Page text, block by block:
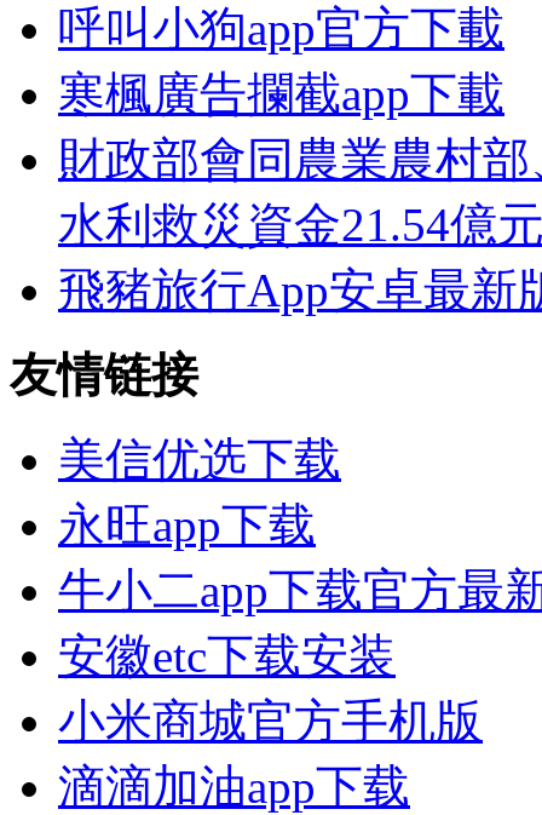
呼叫小狗app官方下載
寒楓廣告攔截app下載
財政部會同農業農村
水利救災資金21.54億
飛豬旅行App安卓最新
友情链接
美信优选下载
永旺app下载
牛小二app下载官方最
安徽etc下载安装
小米商城官方手机版
滴滴加油app下载